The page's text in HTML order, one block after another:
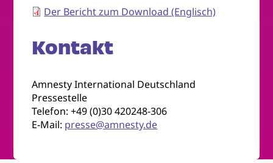
Der Bericht zum Download (Englisch)
Kontakt
Amnesty International Deutschland
Pressestelle
Telefon: +49 (0)30 420248-306
E-Mail: presse@amnesty.de